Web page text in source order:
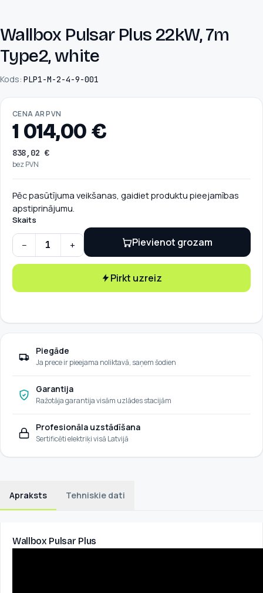
Wallbox Pulsar Plus 22kW, 7m
Type2, white
Kods: PLP1-M-2-4-9-001
CENA AR PVN
1 014,00 €
838,02 €
bez PVN
Pēc pasūtījuma veikšanas, gaidiet produktu pieejamības
apstiprinājumu.
Skaits
Wallbox Pulsar Plus 22kW, 7m Type2, white quantity
− + Pievienot grozam
Pirkt uzreiz
Piegāde
Ja prece ir pieejama noliktavā, saņem šodien
Garantija
Ražotāja garantija visām uzlādes stacijām
Profesionāla uzstādīšana
Sertificēti elektriķi visā Latvijā
Apraksts Tehniskie dati
Wallbox Pulsar Plus